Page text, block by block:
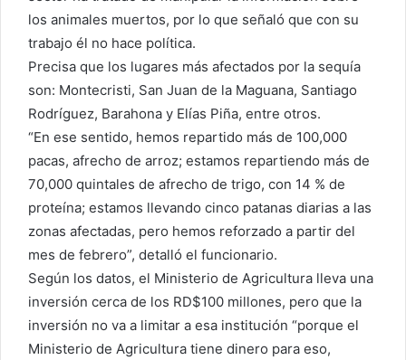
los animales muertos, por lo que señaló que con su
trabajo él no hace política.
Precisa que los lugares más afectados por la sequía
son: Montecristi, San Juan de la Maguana, Santiago
Rodríguez, Barahona y Elías Piña, entre otros.
“En ese sentido, hemos repartido más de 100,000
pacas, afrecho de arroz; estamos repartiendo más de
70,000 quintales de afrecho de trigo, con 14 % de
proteína; estamos llevando cinco patanas diarias a las
zonas afectadas, pero hemos reforzado a partir del
mes de febrero”, detalló el funcionario.
Según los datos, el Ministerio de Agricultura lleva una
inversión cerca de los RD$100 millones, pero que la
inversión no va a limitar a esa institución “porque el
Ministerio de Agricultura tiene dinero para eso,